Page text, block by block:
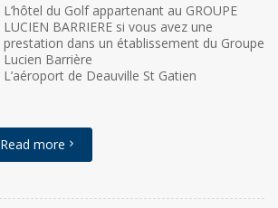
L’hôtel du Golf appartenant au GROUPE
LUCIEN BARRIERE si vous avez une
prestation dans un établissement du Groupe
Lucien Barrière
L’aéroport de Deauville St Gatien
Read more